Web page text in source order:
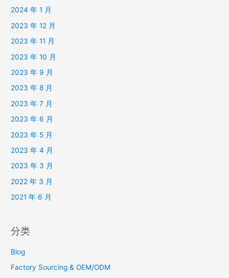
2024 年 1 月
2023 年 12 月
2023 年 11 月
2023 年 10 月
2023 年 9 月
2023 年 8 月
2023 年 7 月
2023 年 6 月
2023 年 5 月
2023 年 4 月
2023 年 3 月
2022 年 3 月
2021 年 6 月
分类
Blog
Factory Sourcing & OEM/ODM